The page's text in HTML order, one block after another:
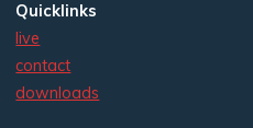
Quicklinks
live
contact
downloads